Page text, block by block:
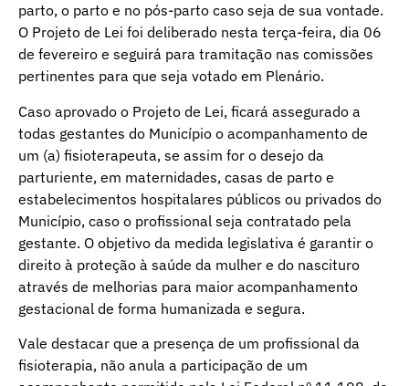
parto, o parto e no pós-parto caso seja de sua vontade.
O Projeto de Lei foi deliberado nesta terça-feira, dia 06
de fevereiro e seguirá para tramitação nas comissões
pertinentes para que seja votado em Plenário.
Caso aprovado o Projeto de Lei, ficará assegurado a
todas gestantes do Município o acompanhamento de
um (a) fisioterapeuta, se assim for o desejo da
parturiente, em maternidades, casas de parto e
estabelecimentos hospitalares públicos ou privados do
Município, caso o profissional seja contratado pela
gestante. O objetivo da medida legislativa é garantir o
direito à proteção à saúde da mulher e do nascituro
através de melhorias para maior acompanhamento
gestacional de forma humanizada e segura.
Vale destacar que a presença de um profissional da
fisioterapia, não anula a participação de um